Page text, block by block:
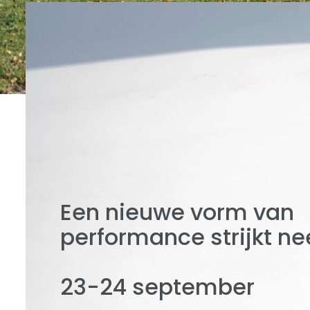
Een nieuwe vorm van
performance strijkt
23-24 september